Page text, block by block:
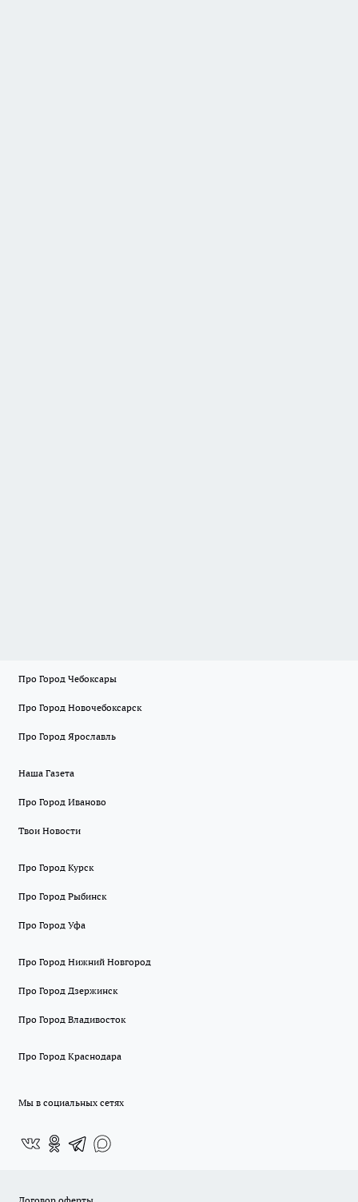
Про Город Чебоксары
Про Город Новочебоксарск
Про Город Ярославль
Наша Газета
Про Город Иваново
Твои Новости
Про Город Курск
Про Город Рыбинск
Про Город Уфа
Про Город Нижний Новгород
Про Город Дзержинск
Про Город Владивосток
Про Город Краснодара
Мы в социальных сетях